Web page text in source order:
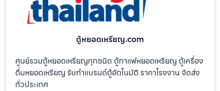
ตู้หยอดเหรียญ.com
ศูนย์รวมตู้หยอดเหรียญทุกชนิด ตู้กาแฟหยอดเหรียญ ตู้เครื่อง
ดื่มหยอดเหรียญ รับทำแบรนด์ตู้อัตโนมัติ ราคาโรงงาน จัดส่ง
ทั่วประเทศ